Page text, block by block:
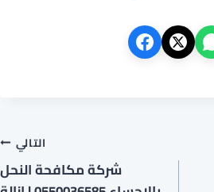
التالي
شركة مكافحة النحل